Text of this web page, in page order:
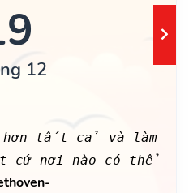
12
hơn tất cả và làm
nơi nào có thể